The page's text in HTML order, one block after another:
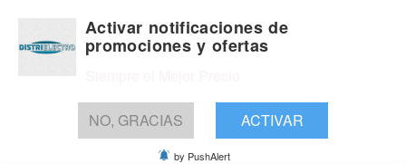
Activar notificaciones de
promociones y ofertas
NO, GRACIAS ACTIVAR
by PushAlert